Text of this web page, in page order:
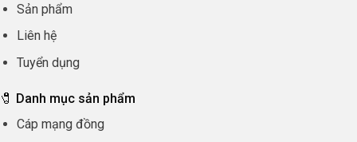
Sản phẩm
Liên hệ
Tuyển dụng
🧷 Danh mục sản phẩm
Cáp mạng đồng